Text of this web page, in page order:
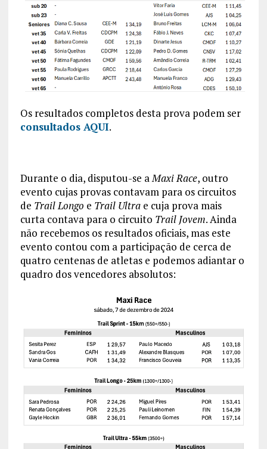
Os resultados completos desta prova podem ser
consultados AQUI.
Durante o dia, disputou-se aMaxi Race, outro
evento cujas provas contavam para os circuitos
de Trail Longo e Trail Ultrae cuja prova mais
curta contava para o circuito Trail Jovem. Ainda
não recebemos os resultados oficiais, mas este
evento contou com a participação de cerca de
quatro centenas de atletas e podemos adiantar o
quadro dos vencedores absolutos: